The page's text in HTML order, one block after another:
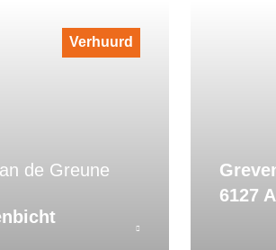
de Greune
Verhuurd
6127